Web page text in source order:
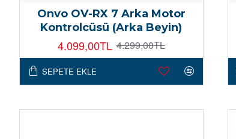
Onvo OV-RX 7 Arka Motor
Kontrolcüsü (Arka Beyin)
4.099,00TL 4.299,00TL
SEPETE EKLE